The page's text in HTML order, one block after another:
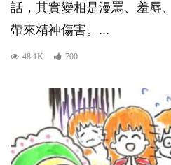
話，其實變相是漫罵、羞辱
帶來精神傷害。...
48.1K 700